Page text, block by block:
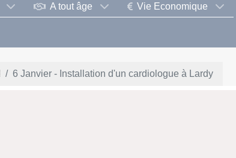
A tout âge Vie Economique
6 Janvier - Installation d'un cardiologue à Lardy